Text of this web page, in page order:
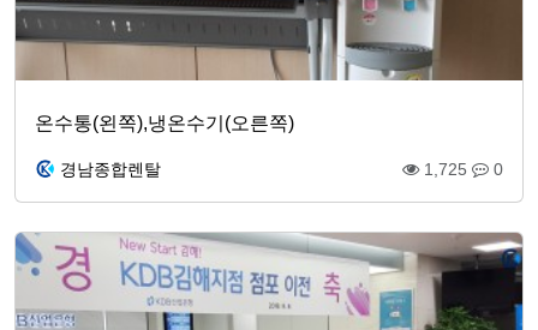
온수통(왼쪽),냉온수기(오른쪽)
경남종합렌탈 1,725 0